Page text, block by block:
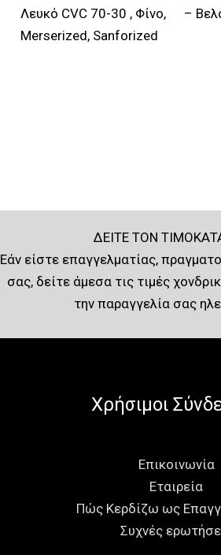
Λευκό CVC 70-30 , Φίνο,
Merserized, Sanforized
–
ΔΕΙΤΕ ΤΟΝ
Εάν είστε επαγγελματίας,
σας, δείτε άμεσα τις τιμές
την παραγγελία σας
Χρήσιμοι
Επικοινωνία
Εταιρεία
Πώς Κερδίζω ως
Συχνές